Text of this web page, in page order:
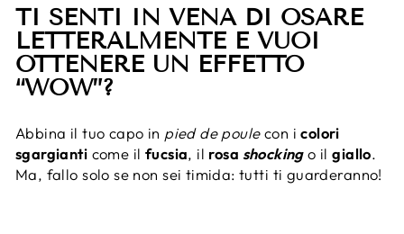
TI SENTI IN VENA DI OSARE
LETTERALMENTE E VUOI
OTTENERE UN EFFETTO
“WOW”?
Abbina il tuo capo in pied de poulecon icolori
sgargianti come il fucsia, il rosa shockingo ilgiallo.
Ma, fallo solo se non sei timida: tutti ti guarderanno!